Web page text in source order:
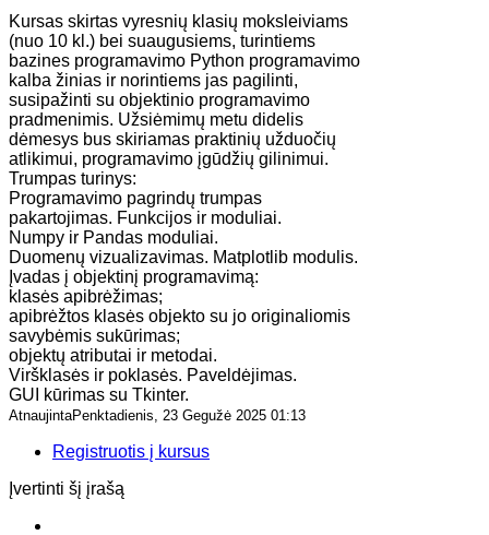
Kursas skirtas vyresnių klasių moksleiviams
(nuo 10 kl.) bei suaugusiems, turintiems
bazines programavimo Python programavimo
kalba žinias ir norintiems jas pagilinti,
susipažinti su objektinio programavimo
pradmenimis. Užsiėmimų metu didelis
dėmesys bus skiriamas praktinių užduočių
atlikimui, programavimo įgūdžių gilinimui.
Trumpas turinys:
Programavimo pagrindų trumpas
pakartojimas. Funkcijos ir moduliai.
Numpy ir Pandas moduliai.
Duomenų vizualizavimas. Matplotlib modulis.
Įvadas į objektinį programavimą:
klasės apibrėžimas;
apibrėžtos klasės objekto su jo originaliomis
savybėmis sukūrimas;
objektų atributai ir metodai.
Viršklasės ir poklasės. Paveldėjimas.
GUI kūrimas su Tkinter.
AtnaujintaPenktadienis, 23 Gegužė 2025 01:13
Registruotis į kursus
Įvertinti šį įrašą